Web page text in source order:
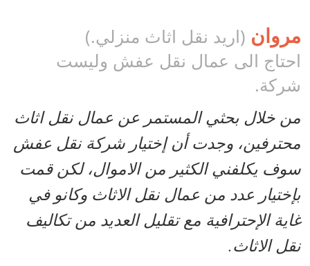
(اريد نقل اثاث منزلي.)
الى عمال نقل عفش وليست
خلال بحثي المستمر عن عمال نقل اثاث
وجدت أن إختيار شركة نقل عفش
يكلفني الكثير من الاموال، لكن قمت
عدد من عمال نقل الاثاث وكانو في
الإحترافية مع تقليل العديد من تكاليف
الاثاث.